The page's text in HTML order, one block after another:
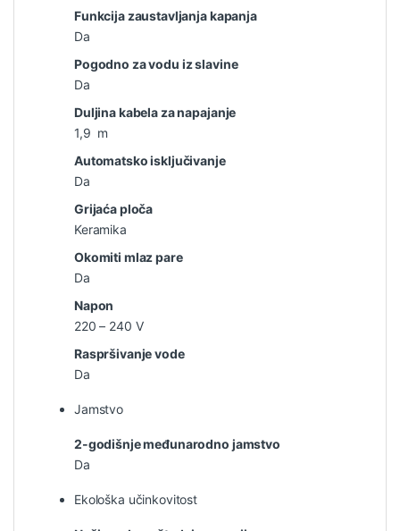
Funkcija zaustavljanja kapanja
Da
Pogodno za vodu iz slavine
Da
Duljina kabela za napajanje
1,9 m
Automatsko isključivanje
Da
Grijaća ploča
Keramika
Okomiti mlaz pare
Da
Napon
220 – 240 V
Raspršivanje vode
Da
Jamstvo
2-godišnje međunarodno jamstvo
Da
Ekološka učinkovitost